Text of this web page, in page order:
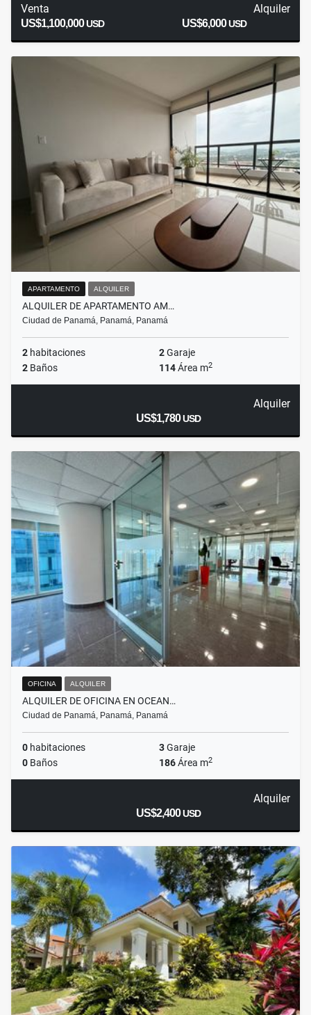
Venta
US$1,100,000USD
Alquiler
US$6,000USD
APARTAMENTO ALQUILER
ALQUILER DE APARTAMENTO AM…
Ciudad de Panamá, Panamá, Panamá
2 habitaciones 2Garaje
2 Baños 114Área m2
Alquiler
US$1,780USD
OFICINA ALQUILER
ALQUILER DE OFICINA EN OCEAN…
Ciudad de Panamá, Panamá, Panamá
0 habitaciones 3Garaje
0 Baños 186Área m2
Alquiler
US$2,400USD